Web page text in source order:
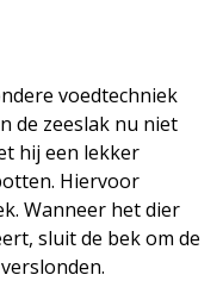
voedtechniek
de zeeslak nu niet
hij een lekker
Hiervoor
Wanneer het dier
sluit de bek om de